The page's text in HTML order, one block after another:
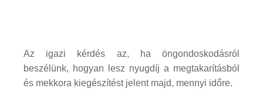
Az igazi kérdés az, ha öngondoskodásról
beszélünk, hogyan lesz nyugdíj a megtakarításból
és mekkora kiegészítést jelent majd, mennyi időre.